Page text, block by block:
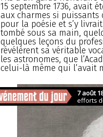
15 septembre 1736, avait
aux charmes si
pour la poésie et s’y
tombé sous sa main,
quelques leçons du
révélèrent sa véritable
les astronomes, que
celui-là même qui l’avait